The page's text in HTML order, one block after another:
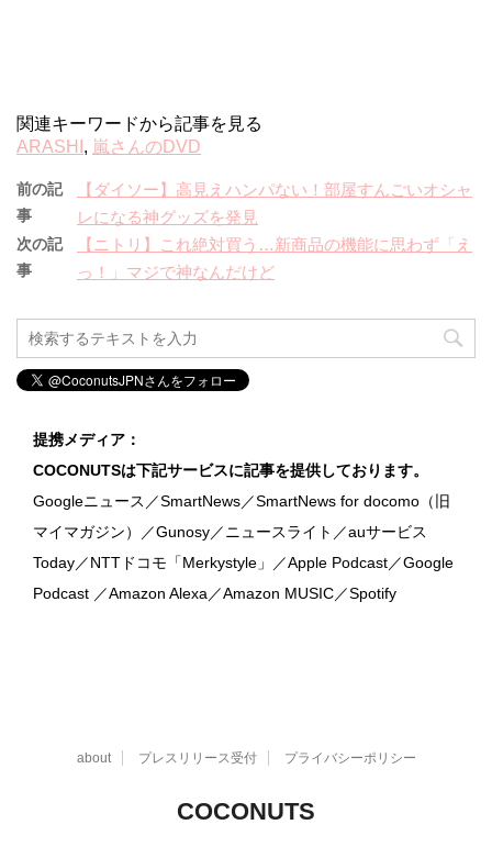
関連キーワードから記事を見る
ARASHI , 嵐さんのDVD
前の記
事
【ダイソー】高見えハンパない！部屋すんごいオシャ
レになる神グッズを発見
次の記
事
【ニトリ】これ絶対買う…新商品の機能に思わず「え
っ！」マジで神なんだけど
提携メディア：
COCONUTSは下記サービスに記事を提供しております。
Googleニュース／SmartNews／SmartNews for docomo（旧
マイマガジン）／Gunosy／ニュースライト／auサービス
Today／NTTドコモ「Merkystyle」／Apple Podcast／Google
Podcast ／Amazon Alexa／Amazon MUSIC／Spotify
about プレスリリース受付 プライバシーポリシー
COCONUTS